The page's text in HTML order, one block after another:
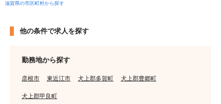
滋賀県の市区町村から探す
他の条件で求人を探す
勤務地から探す
彦根市 東近江市 犬上郡多賀町 犬上郡豊郷町
犬上郡甲良町